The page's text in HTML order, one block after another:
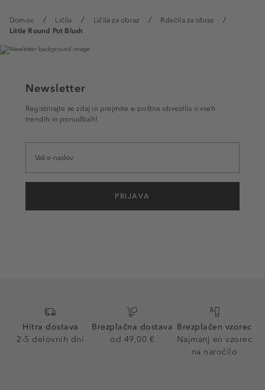
Domov Ličila Ličila za obraz
Rdečila za obraz
Little Round Pot Blush
Newsletter
Registrirajte se zdaj in prejmite e-poštna obvestila o vseh
trendih in ponudbah!
PRIJAVA
Hitra dostava
2-5 delovnih dni
Brezplačna dostava
od 49,00 €
Brezplačen vzorec
Najmanj en vzorec
na naročilo